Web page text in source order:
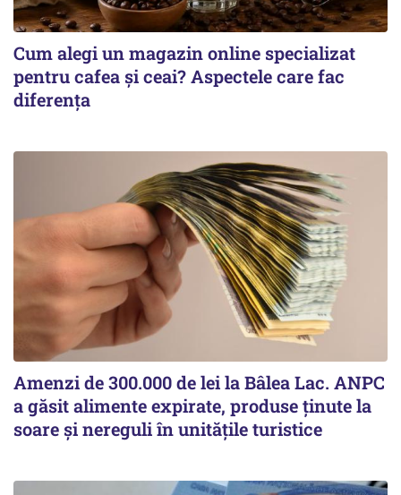
Cum alegi un magazin online specializat
pentru cafea și ceai? Aspectele care fac
diferența
Amenzi de 300.000 de lei la Bâlea Lac. ANPC
a găsit alimente expirate, produse ținute la
soare și nereguli în unitățile turistice